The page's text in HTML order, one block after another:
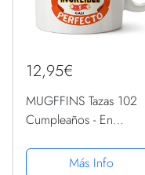
12,95€
MUGFFINS Tazas 102
Cumpleaños - En
102 años llegar a ser
Más Info